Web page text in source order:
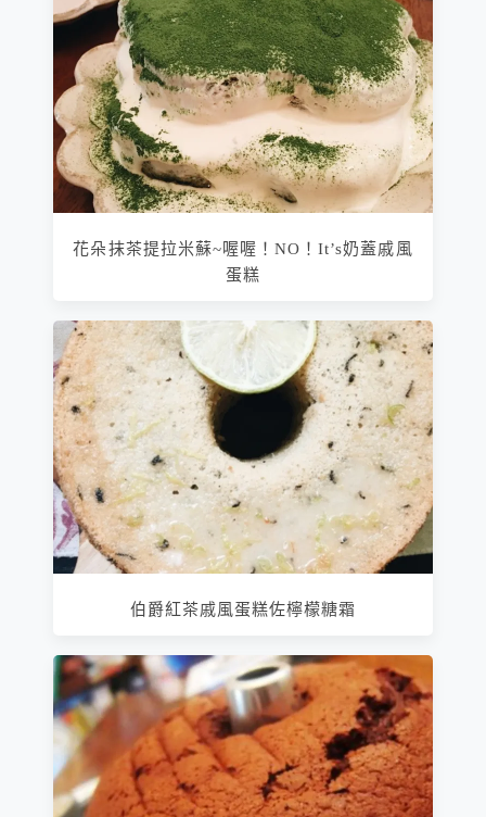
花朵抹茶提拉米蘇~喔喔！NO！It’s奶蓋戚風
蛋糕
伯爵紅茶戚風蛋糕佐檸檬糖霜